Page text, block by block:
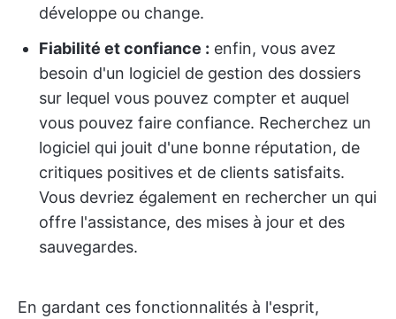
développe ou change.
Fiabilité et confiance : enfin, vous avez
besoin d'un logiciel de gestion des dossiers
sur lequel vous pouvez compter et auquel
vous pouvez faire confiance. Recherchez un
logiciel qui jouit d'une bonne réputation, de
critiques positives et de clients satisfaits.
Vous devriez également en rechercher un qui
offre l'assistance, des mises à jour et des
sauvegardes.
En gardant ces fonctionnalités à l'esprit,